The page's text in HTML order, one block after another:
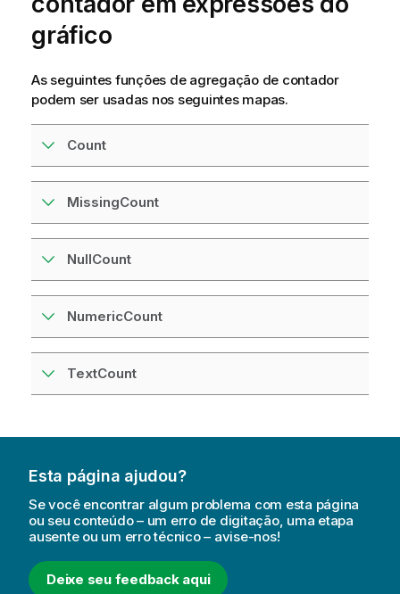
gráfico
As seguintes funções de agregação de contador
podem ser usadas nos seguintes mapas.
Count
MissingCount
NullCount
NumericCount
TextCount
Esta página ajudou?
Se você encontrar algum problema com esta página
ou seu conteúdo – um erro de digitação, uma etapa
ausente ou um erro técnico – avise-nos!
Deixe seu feedback aqui